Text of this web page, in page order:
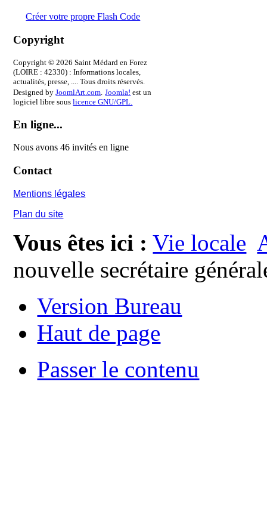
Créer votre propre Flash Code
Copyright
Copyright © 2026 Saint Médard en Forez
(LOIRE : 42330) : Informations locales,
actualités, presse, .... Tous droits réservés.
Designed byJoomlArt.com Joomla! est un
logiciel libre souslicence GNU/GPL.
En ligne...
Nous avons 46 invités en ligne
Contact
Mentions légales
Plan du site
Vous êtes ici : Vie locale
nouvelle secrétaire
Version Bureau
Haut de page
Passer le contenu